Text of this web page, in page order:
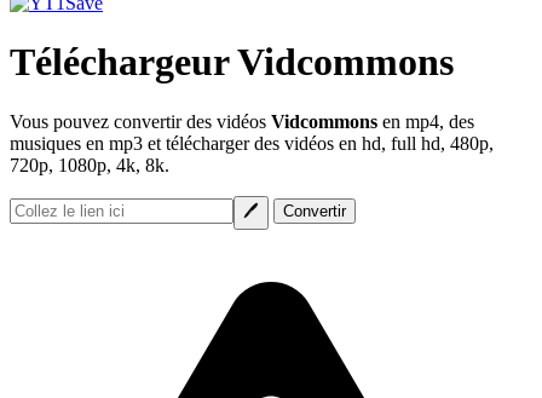
Téléchargeur Vidcommons
Vous pouvez convertir des vidéos Vidcommons en mp4, des
musiques en mp3 et télécharger des vidéos en hd, full hd, 480p,
720p, 1080p, 4k, 8k.